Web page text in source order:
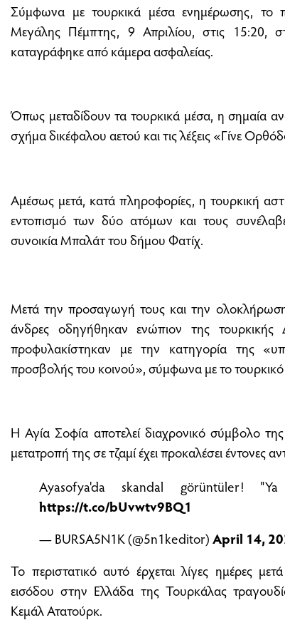
Σύμφωνα με τουρκικά μέσα ενημέρωσης, το
Μεγάλης Πέμπτης, 9 Απριλίου, στις 15:20,
καταγράφηκε από κάμερα ασφαλείας.
Όπως μεταδίδουν τα τουρκικά μέσα, η σημαία
σχήμα δικέφαλου αετού και τις λέξεις «Γίνε
Αμέσως μετά, κατά πληροφορίες, η τουρκική
εντοπισμό των δύο ατόμων και τους
συνοικία Μπαλάτ του δήμου Φατίχ.
Μετά την προσαγωγή τους και την
άνδρες οδηγήθηκαν ενώπιον της τουρκικής
προφυλακίστηκαν με την κατηγορία της
προσβολής του κοινού», σύμφωνα με το τουρκικό
Η Αγία Σοφία αποτελεί διαχρονικό σύμβολο
μετατροπή της σε τζαμί έχει προκαλέσει έντονες
Ayasofya'da skandal görüntüler!
https://t.co/bUvwtv9BQ1
— BURSA5N1K (@5n1keditor)April 14,
Το περιστατικό αυτό έρχεται λίγες ημέρες
εισόδου στην Ελλάδα της Τουρκάλας
Κεμάλ Ατατούρκ.